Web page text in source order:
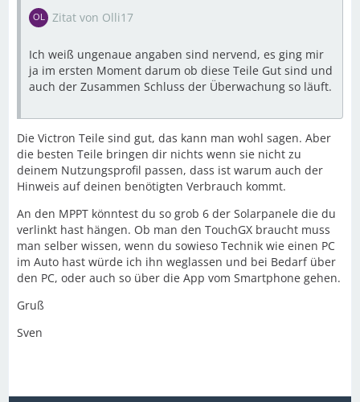
Zitat von Olli17
Ich weiß ungenaue angaben sind nervend, es ging mir
ja im ersten Moment darum ob diese Teile Gut sind und
auch der Zusammen Schluss der Überwachung so läuft.
Die Victron Teile sind gut, das kann man wohl sagen. Aber
die besten Teile bringen dir nichts wenn sie nicht zu
deinem Nutzungsprofil passen, dass ist warum auch der
Hinweis auf deinen benötigten Verbrauch kommt.
An den MPPT könntest du so grob 6 der Solarpanele die du
verlinkt hast hängen. Ob man den TouchGX braucht muss
man selber wissen, wenn du sowieso Technik wie einen PC
im Auto hast würde ich ihn weglassen und bei Bedarf über
den PC, oder auch so über die App vom Smartphone gehen.
Gruß
Sven